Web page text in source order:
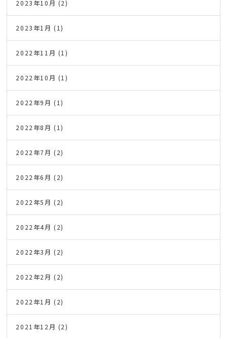
2023年10月 (2)
2023年1月 (1)
2022年11月 (1)
2022年10月 (1)
2022年9月 (1)
2022年8月 (1)
2022年7月 (2)
2022年6月 (2)
2022年5月 (2)
2022年4月 (2)
2022年3月 (2)
2022年2月 (2)
2022年1月 (2)
2021年12月 (2)